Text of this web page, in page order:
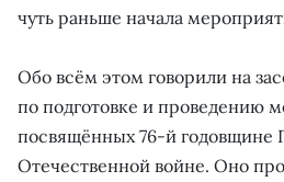
чуть раньше начала
Обо всём этом говорили на
по подготовке и проведению
посвящённых 76-й годовщине
Отечественной войне. Оно